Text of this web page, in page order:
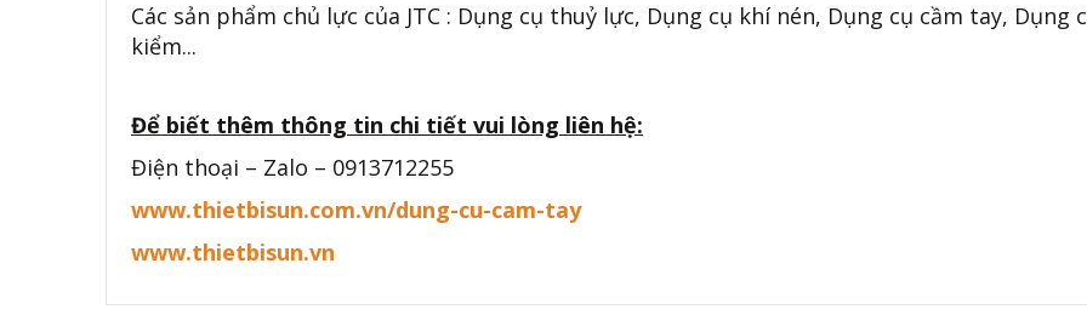
Các sản phẩm chủ lực của JTC : Dụng cụ thuỷ lực, Dụng cụ khí nén, Dụng cụ cầm tay, Dụng
kiểm...
Để biết thêm thông tin chi tiết vui lòng liên hệ:
Điện thoại – Zalo – 0913712255
www.thietbisun.com.vn/dung-cu-cam-tay
www.thietbisun.vn